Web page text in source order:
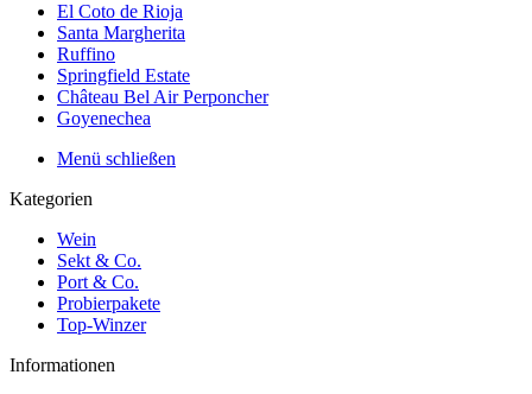
El Coto de Rioja
Santa Margherita
Ruffino
Springfield Estate
Château Bel Air Perponcher
Goyenechea
Menü schließen
Kategorien
Wein
Sekt & Co.
Port & Co.
Probierpakete
Top-Winzer
Informationen